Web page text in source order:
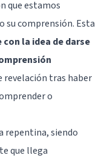
que estamos
su comprensión. Esta
la idea de darse
revelación tras haber
o
repentina, siendo
que llega